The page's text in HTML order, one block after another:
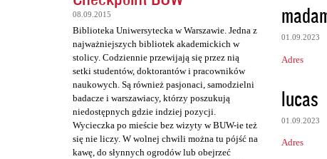
08.09.2015
Biblioteka Uniwersytecka w Warszawie. Jedna z
najważniejszych bibliotek akademickich w
stolicy. Codziennie przewijają się przez nią
setki studentów, doktorantów i pracowników
naukowych. Są również pasjonaci, samodzielni
badacze i warszawiacy, którzy poszukują
niedostępnych gdzie indziej pozycji.
Wycieczka po mieście bez wizyty w BUW-ie też
się nie liczy. W wolnej chwili można tu pójść na
kawę, do słynnych ogrodów lub obejrzeć
t
a
r
e
01.09.2023
Adres
lucas
01.09.2023
Adres